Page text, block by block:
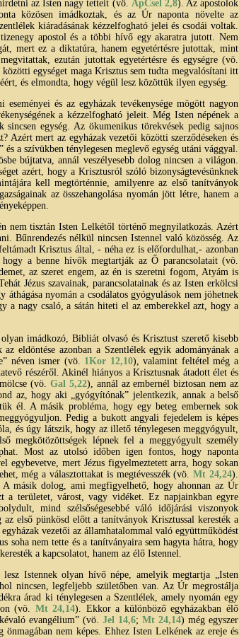
az Isten nagy tetteit (vö. ApCsel 2,8). Az apostolok
közösen imádkoztak, és az Úr naponta növelte az
kiáradásának kézzelfogható jelei és csodái voltak.
apostol és a többi hívő egy akaratra jutott. Nem
mert ez a diktatúra, hanem egyetértésre jutottak, mint
ezután jutottak egyetértésre és egységre (vö.
egységet maga Krisztus sem tudta megvalósítani itt
és elmondta, hogy végül lesz közöttük ilyen egység.
és az egyházak tevékenysége mögött nagyon
a kézzelfogható jeleit. Még Isten népének a
egység. Az ökumenikus törekvések pedig sajnos
mert az egyházak vezetői közötti szerződéseken és
a szívükben ténylegesen meglevő egység utáni vággyal.
bújtatva, annál veszélyesebb dolog nincsen a világon.
azért, hogy a Krisztusról szóló bizonyságtevésünknek
kell megtörténnie, amilyenre az első tanítványok
az összehangolása nyomán jött létre, hanem a
nem tisztán Isten Lelkétől történő megnyilatkozás. Azért
Bűnrendezés nélkül nincsen Istennel való közösség. Az
Krisztus által, - néha ez is előfordulhat,- azonban
a benne hívők megtartják az Ő parancsolatait (vö.
az szeret engem, az én is szeretni fogom, Atyám is
Jézus szavainak, parancsolatainak és az Isten erkölcsi
áthágása nyomán a csodálatos gyógyulások nem jöhetnek
a nagy csaló, a sátán hiteti el az emberekkel azt, hogy a
imádkozó, Bibliát olvasó és Krisztust szerető kisebb
eldöntése azonban a Szentlélek egyik adományának a
néven ismer (vö. 1Kor 12,10), valamint feltétel még a
részéről. Akinél hiányos a Krisztusnak átadott élet és
(vö.Gal 5,22), annál az embernél biztosan nem az
az, hogy aki „gyógyítónak” jelentkezik, annak a belső
él. A másik probléma, hogy egy beteg embernek sok
Pedig a bukott angyali fejedelem is képes
és úgy látszik, hogy az illető ténylegesen meggyógyult,
megkötözöttségek lépnek fel a meggyógyult személy
Most az utolsó időben igen fontos, hogy naponta
egybevetve, mert Jézus figyelmeztetett arra, hogy sokan
még a választottakat is megtévesszék (vö.Mt 24,24).
másik dolog, ami megfigyelhető, hogy ahonnan az Úr
területet, várost, vagy vidéket. Ez napjainkban egyre
mind szélsőségesebbé váló időjárási viszonyok
első pünkösd előtt a tanítványok Krisztussal keresték a
vezetői az államhatalommal való együttműködést
soha nem tette és a tanítványaira sem hagyta hátra, hogy
a kapcsolatot, hanem az élő Istennel.
Istennek olyan hívő népe, amelyik megtartja „Isten
nincsen, legfeljebb születőben van. Az Úr megrostálja
árad ki ténylegesen a Szentlélek, amely nyomán egy
(vö. Mt 24,14). Ekkor a különböző egyházakban élő
evangélium” (vö.Jel 14,6;Mt 24,14) még egyszer
nem képes. Ehhez Isten Lelkének az ereje és